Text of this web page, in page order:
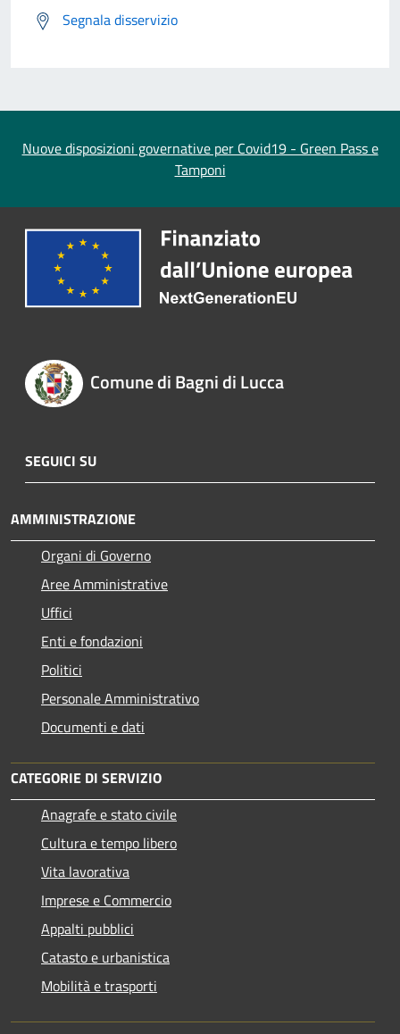
Segnala disservizio
Nuove disposizioni governative per Covid19 - Green Pass e
Tamponi
Comune di Bagni di Lucca
SEGUICI SU
AMMINISTRAZIONE
Organi di Governo
Aree Amministrative
Uffici
Enti e fondazioni
Politici
Personale Amministrativo
Documenti e dati
CATEGORIE DI SERVIZIO
Anagrafe e stato civile
Cultura e tempo libero
Vita lavorativa
Imprese e Commercio
Appalti pubblici
Catasto e urbanistica
Mobilità e trasporti